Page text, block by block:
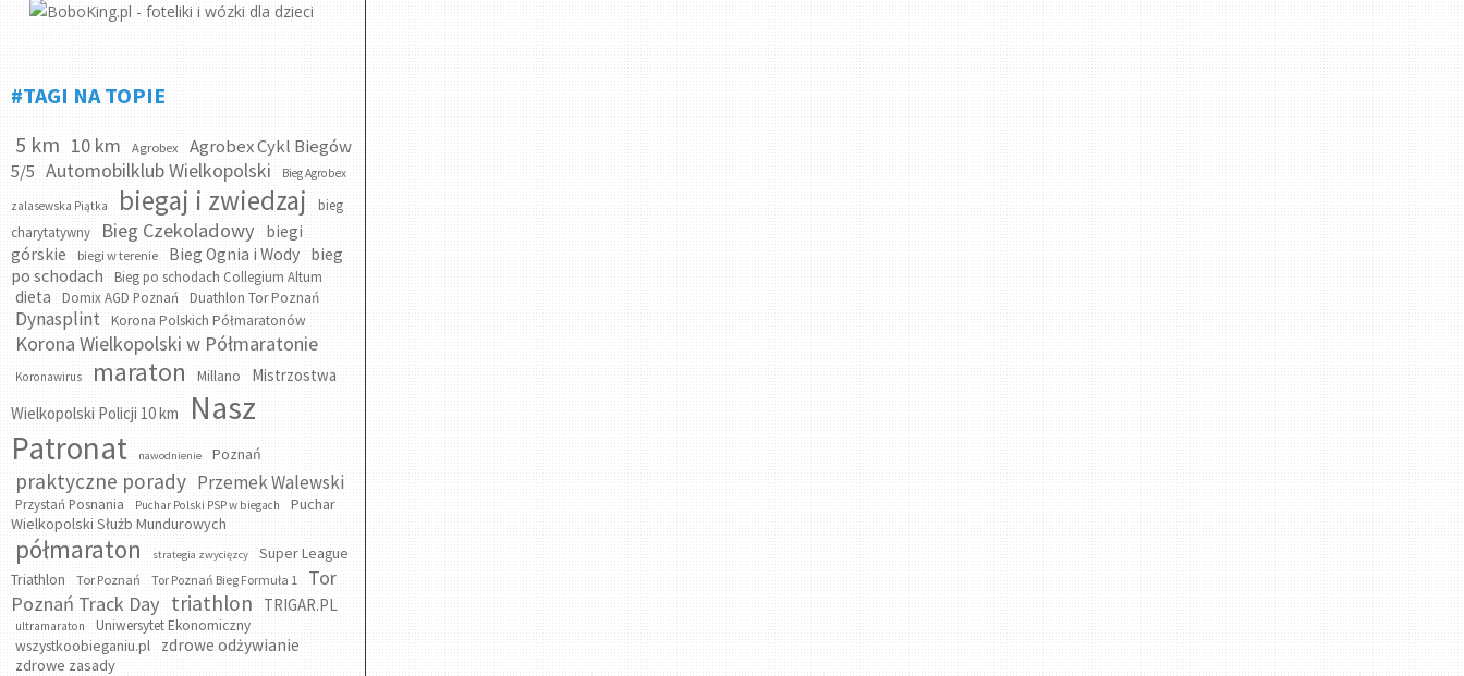
#TAGI NA TOPIE
5 km 10 km Agrobex
Agrobex Cykl Biegów
5/5 Automobilklub Wielkopolski Bieg Agrobex
zalasewska Piątka biegaj i zwiedzaj
bieg
charytatywny
Bieg Czekoladowy
biegi
górskie
biegi w terenie Bieg Ognia i Wody bieg
po schodach
Bieg po schodach Collegium Altum
dieta Domix AGD Poznań Duathlon Tor Poznań
Dynasplint Korona Polskich Półmaratonów
Korona Wielkopolski w Półmaratonie
Koronawirus maraton Millano
Mistrzostwa
Wielkopolski Policji 10 km
Nasz
Patronat
nawodnienie Poznań
praktyczne porady Przemek Walewski
Przystań Posnania Puchar Polski PSP w biegach
Puchar
Wielkopolski Służb Mundurowych
półmaraton strategia zwycięzcy
Super League
Triathlon
Tor Poznań Tor Poznań Bieg Formuła 1
Tor
Poznań Track Day triathlon TRIGAR.PL
ultramaraton Uniwersytet Ekonomiczny
wszystkoobieganiu.pl zdrowe odżywianie
zdrowe zasady